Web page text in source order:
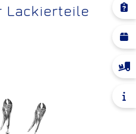
Lackierteile